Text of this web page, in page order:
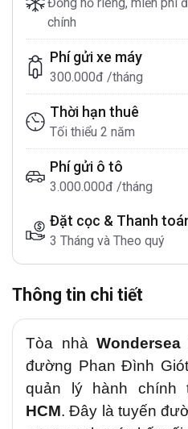
chính
Phí gửi xe máy
300.000đ /tháng
Thời hạn thuê
Tối thiểu 2 năm
Phí gửi ô tô
3.000.000đ /tháng
Đặt cọc & Thanh
3 Tháng và Theo quý
Thông tin chi tiết
Tòa nhà
đường Phan Đình
quản lý hành chính
HCM. Đây là tuyến